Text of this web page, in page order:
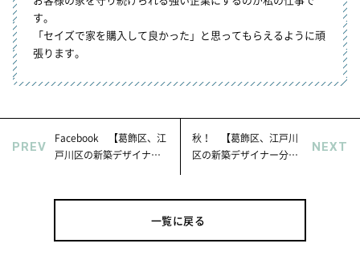
す。
「セイズで家を購入して良かった」と思ってもらえるように頑
張ります。
PREV
Facebook 【葛飾区、江
戸川区の新築デザイナー
秋！ 【葛飾区、江戸川
区の新築デザイナー分譲
NEXT
一覧に戻る